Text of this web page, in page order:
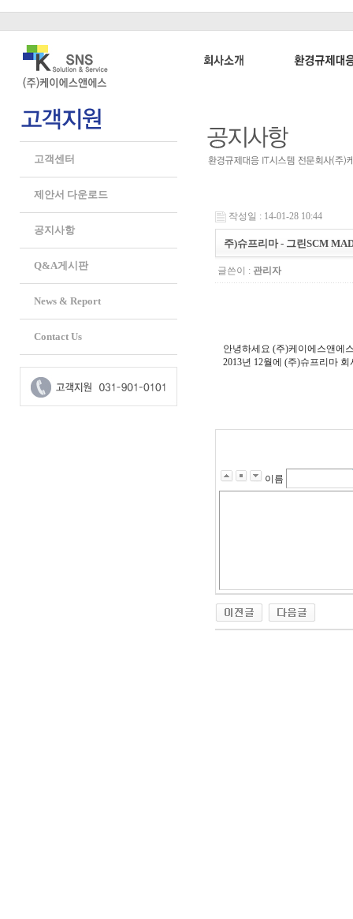
고객센터
제안서 다운로드
공지사항
Q&A게시판
News & Report
Contact Us
작성일 : 14-01-28 10:44
주)슈프리마 - 그린SCM
글쓴이 : 관리자
안녕하세요 (주)케이에스앤에
2013년 12월에 (주)슈프리마
이름